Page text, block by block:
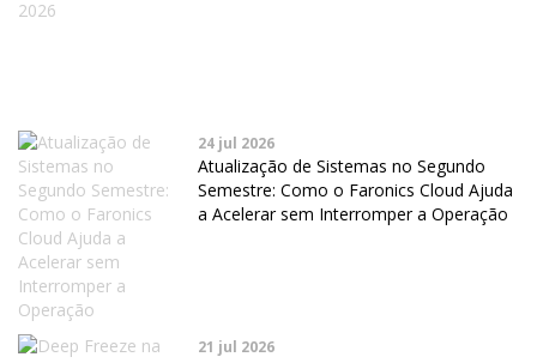
24 jul 2026
Atualização de Sistemas no Segundo
Semestre: Como o Faronics Cloud Ajuda
a Acelerar sem Interromper a Operação
21 jul 2026